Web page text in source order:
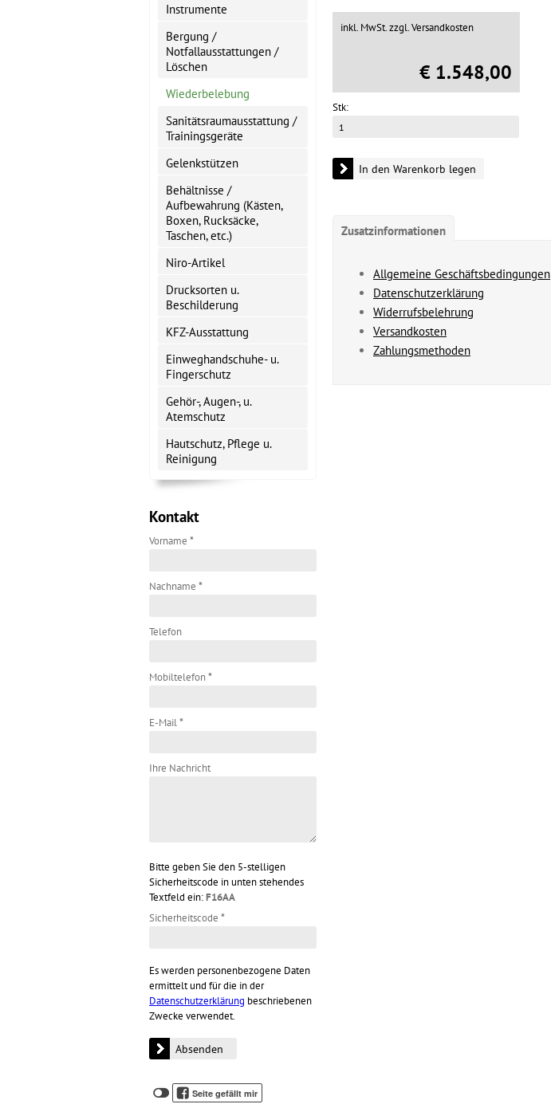
Instrumente
Bergung /
Notfallausstattungen /
Löschen
Wiederbelebung
Sanitätsraumausstattung /
Trainingsgeräte
Gelenkstützen
Behältnisse /
Aufbewahrung (Kästen,
Boxen, Rucksäcke,
Taschen, etc.)
Niro-Artikel
Drucksorten u.
Beschilderung
KFZ-Ausstattung
Einweghandschuhe- u.
Fingerschutz
Gehör-, Augen-, u.
Atemschutz
Hautschutz, Pflege u.
Reinigung
Kontakt
Vorname *
Nachname *
Telefon
Mobiltelefon*
E-Mail*
Ihre Nachricht
Bitte geben Sie den 5-stelligen
Sicherheitscode in unten stehendes
Textfeld ein:F16AA
Sicherheitscode *
Es werden personenbezogene Daten
ermittelt und für die in der
Datenschutzerklärung beschriebenen
Zwecke verwendet.
Klicken
Sie
Klicken
Seite gefällt mir
inkl. MwSt.zzgl. Versandkosten
€ 1.548,00
Stk:
In den Warenkorb legen
Zusatzinformationen
Allgemeine Geschäftsbedingungen
Datenschutzerklärung
Widerrufsbelehrung
Versandkosten
Zahlungsmethoden